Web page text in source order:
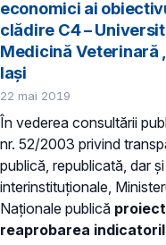
economici ai
clădire C4 –
Medicină Veterinară
Iași
22 mai 2019
În vederea consultării
nr. 52/2003 privind
publică, republicată, dar
interinstituționale,
Naţionale publică
reaprobarea